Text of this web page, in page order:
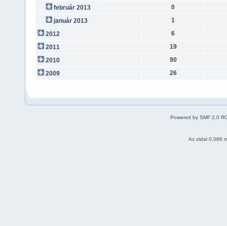
február 2013
0
január 2013
1
2012
6
2011
19
2010
90
2009
26
Powered by SMF 2.0
Az oldal 0.086